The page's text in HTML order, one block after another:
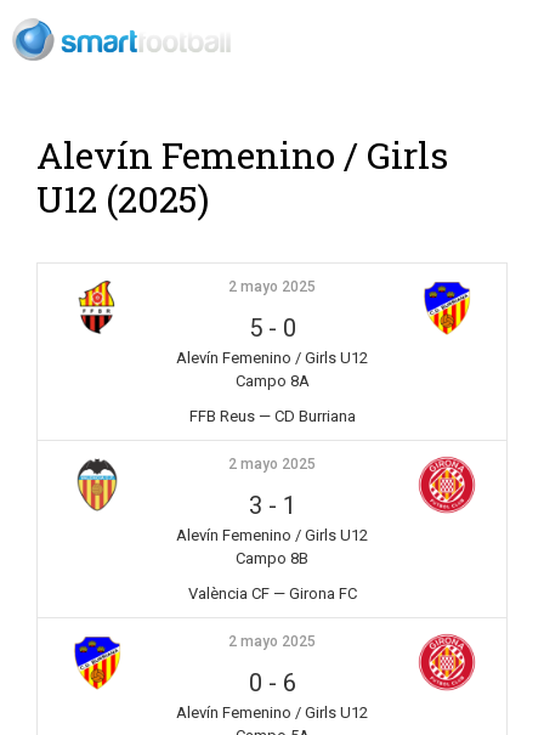
Alevín Femenino / Girls
U12 (2025)
2 mayo 2025
5- 0
Alevín Femenino / Girls U12
Campo 8A
FFB Reus — CD Burriana
2 mayo 2025
3 - 1
Alevín Femenino / Girls U12
Campo 8B
València CF — Girona FC
2 mayo 2025
0 - 6
Alevín Femenino / Girls U12